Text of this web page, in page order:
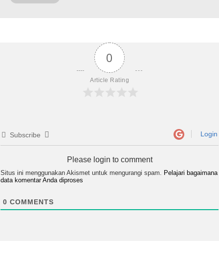
0
Article Rating
Subscribe Login
Please login to comment
Situs ini menggunakan Akismet untuk mengurangi spam.
Pelajari bagaimana
data komentar Anda diproses
0 COMMENTS